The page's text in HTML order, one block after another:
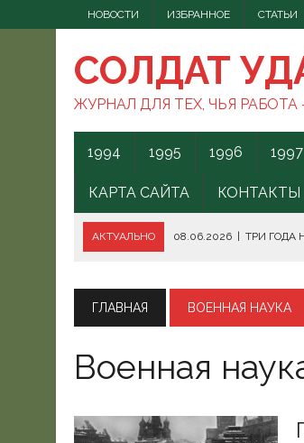
НОВОСТИ ИЗБРАННОЕ СТАТЬИ
СОЛДАТ
ЖУРНАЛ ДЛЯ ТЕХ, ЧЬЯ
1994 1995 1996 1997
КАРТА САЙТА КОНТАКТЫ
АКТУАЛЬНО 08.06.2026 ТРИ ГОДА
07.06.2026 | БОРЬБА С НАШИМИ
07.06.2026
В КЕНИИ ВСПЫХНУЛИ
19.06.2026 | WSJ: ПЕНТАГОНУ НУЖНО
ГЛАВНАЯ ВОЕННАЯ НАУКА
Военная